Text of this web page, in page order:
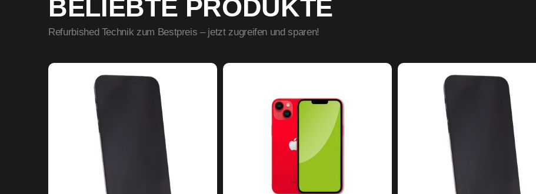
BELIEBTE PRODUKTE
Refurbished Technik zum Bestpreis – jetzt zugreifen und sparen!